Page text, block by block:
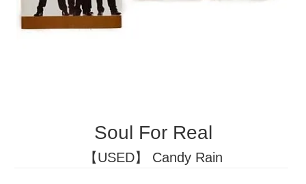
Soul For Real
【USED】 Candy Rain